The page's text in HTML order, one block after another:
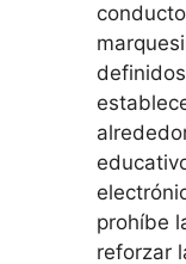
prohíbe
reforzar